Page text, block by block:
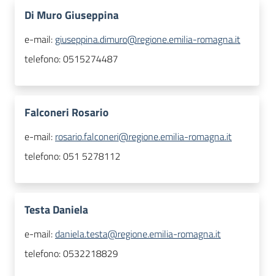
Di Muro Giuseppina
e-mail: giuseppina.dimuro@regione.emilia-romagna.it
telefono:0515274487
Falconeri Rosario
e-mail: rosario.falconeri@regione.emilia-romagna.it
telefono:051 5278112
Testa Daniela
e-mail:daniela.testa@regione.emilia-romagna.it
telefono:0532218829